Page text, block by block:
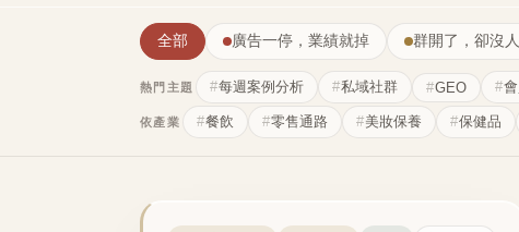
全部 廣告一停，業績就掉 群開了，卻沒
熱門主題 每週案例分析 私域社群 GEO
依產業 餐飲 零售通路 美妝保養 保健品